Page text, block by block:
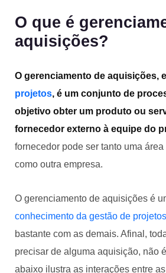
O que é
aquisições?
O gerenciamento de aquisições,
projetos, é um conjunto de
objetivo obter um produto ou
fornecedor externo à equipe do
fornecedor pode ser tanto uma
como outra empresa.
O gerenciamento de aquisições é
conhecimento da gestão de projetos
bastante com as demais. Afinal,
precisar de alguma aquisição, não
abaixo ilustra as interações entre